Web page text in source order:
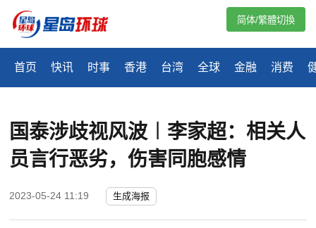
首页 快讯 时事 香港 台湾 全球 金融 消费
简体/繁體切換
国泰涉歧视风波︱李家超：相关人
员言行恶劣，伤害同胞感情
2023-05-24 11:19 生成海报